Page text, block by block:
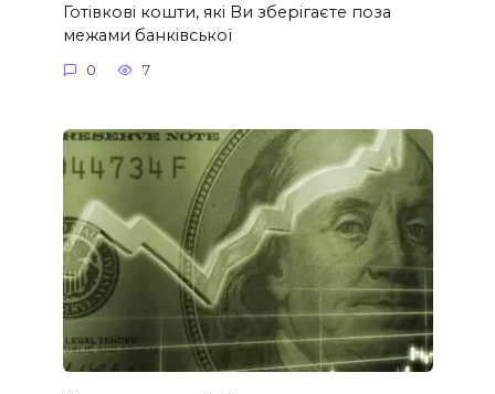
Готівкові кошти, які Ви зберігаєте поза
межами банківської
0 7